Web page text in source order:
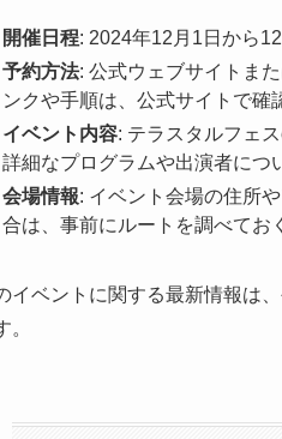
開催日程: 2024年12月1日から12
予約方法: 公式ウェブサイトま
ンクや手順は、公式サイトで確
イベント内容: テラスタルフェ
詳細なプログラムや出演者につ
会場情報: イベント会場の住所
合は、事前にルートを調べてお
イベントに関する最新情報は
。